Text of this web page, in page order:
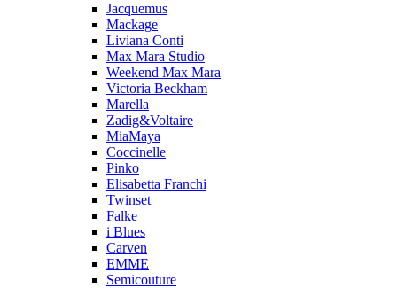
Jacquemus
Mackage
Liviana Conti
Max Mara Studio
Weekend Max Mara
Victoria Beckham
Marella
Zadig&Voltaire
MiaMaya
Coccinelle
Pinko
Elisabetta Franchi
Twinset
Falke
i Blues
Carven
EMME
Semicouture